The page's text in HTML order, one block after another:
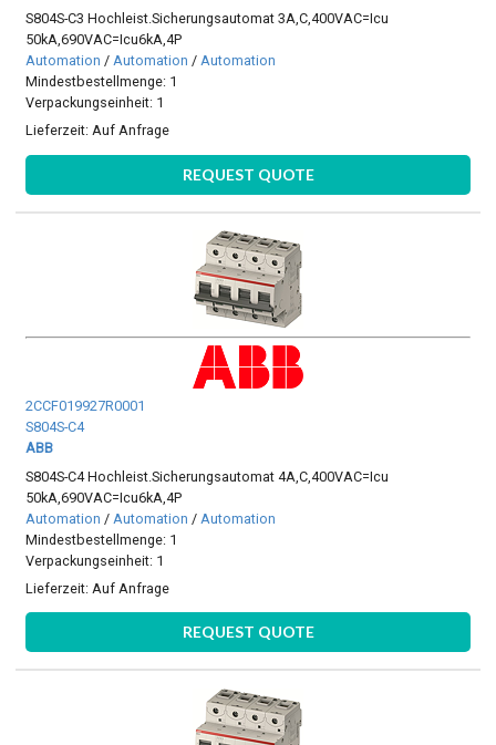
S804S-C3 Hochleist.Sicherungsautomat 3A,C,400VAC=Icu
50kA,690VAC=Icu6kA,4P
Automation /Automation /Automation
Mindestbestellmenge: 1
Verpackungseinheit: 1
Lieferzeit:Auf Anfrage
REQUEST QUOTE
2CCF019927R0001
S804S-C4
ABB
S804S-C4 Hochleist.Sicherungsautomat 4A,C,400VAC=Icu
50kA,690VAC=Icu6kA,4P
Automation / Automation / Automation
Mindestbestellmenge: 1
Verpackungseinheit: 1
Lieferzeit: Auf Anfrage
REQUEST QUOTE